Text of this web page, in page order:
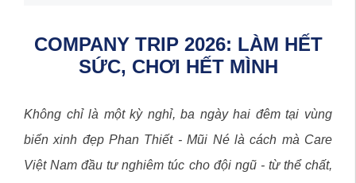
COMPANY TRIP 2026: LÀM HẾT
SỨC, CHƠI HẾT MÌNH
Không chỉ là một kỳ nghỉ, ba ngày hai đêm tại vùng
biển xinh đẹp Phan Thiết - Mũi Né là cách mà Care
Việt Nam đầu tư nghiêm túc cho đội ngũ - từ thể chất,